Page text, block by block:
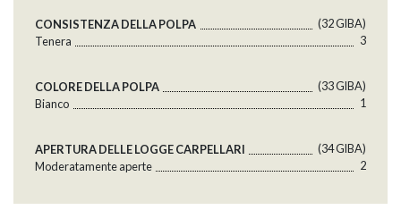
CONSISTENZA DELLA POLPA
(32 GlBA)
Tenera
3
COLORE DELLA POLPA
(33 GlBA)
Bianco
1
APERTURA DELLE LOGGE CARPELLARI
(34 GlBA)
Moderatamente aperte
2